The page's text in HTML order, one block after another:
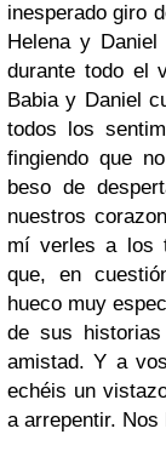
inesperado giro
Helena y
durante todo el
Babia y Daniel
todos los
fingiendo que
beso de
nuestros
mí verles a los
que, en
hueco muy
de sus
amistad. Y a
echéis un
a arrepentir. Nos